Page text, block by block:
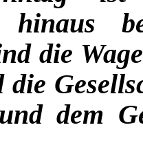
hinaus
die
dem